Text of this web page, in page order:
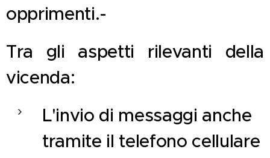
opprimenti.-
Tra gli aspetti rilevanti della
vicenda:
L'invio di messaggi anche
tramite il telefono cellulare